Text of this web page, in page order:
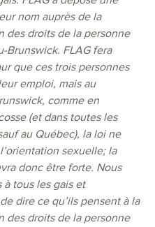
nom auprès de la
des droits de la personne
Brunswick. FLAG fera
que ces trois personnes
emploi, mais au
comme en
(et dans toutes les
au Québec), la loi ne
sexuelle; la
donc être forte. Nous
à tous les gais et
dire ce qu’ils pensent à la
des droits de la personne